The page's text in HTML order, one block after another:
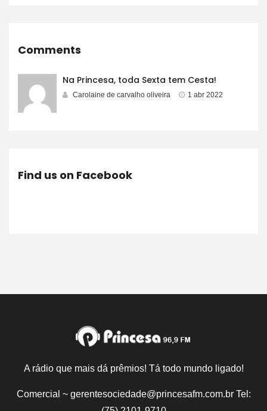
Comments
Na Princesa, toda Sexta tem Cesta!
Carolaine de carvalho oliveira 1 abr 2022
Find us on Facebook
A rádio que mais dá prêmios! Tá todo mundo ligado!
Comercial ~ gerentesociedade@princesafm.com.br Tel: